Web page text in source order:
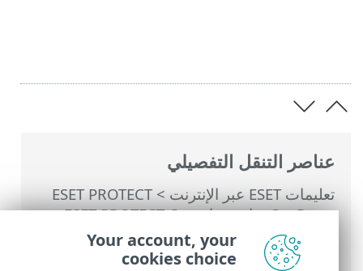
عناصر التنقل التفصيلي
تعليمات ESET عبر الإنترنت >
ESET PROTECT
On-Prem
>
استخدام ‎ESET PROTECT On-
>
القائمة الرئيسية ESET PROTECT On-
Prem
>المهام >مهام الخادم>مزامنة
Your account, your
cookies choice